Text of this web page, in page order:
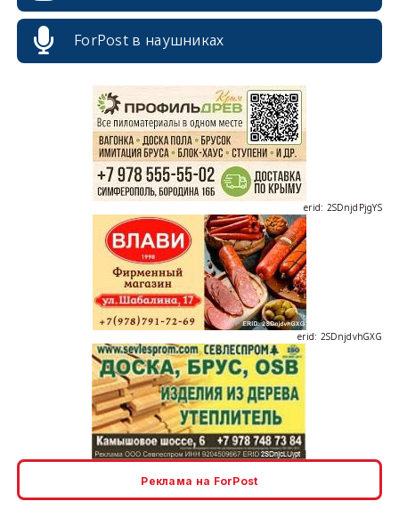
ForPost в наушниках
erid: 2SDnjcrDNw6
erid: 2SDnjdvhGXG
erid: 2SDnjcLUypt
Реклама на ForPost